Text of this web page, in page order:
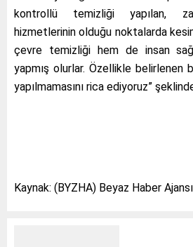
kontrollü temizliği yapılan,
hizmetlerinin olduğu noktalarda
çevre temizliği hem de insan
yapmış olurlar. Özellikle belirlenen
yapılmamasını rica ediyoruz”
Kaynak: (BYZHA) Beyaz Haber Ajansı